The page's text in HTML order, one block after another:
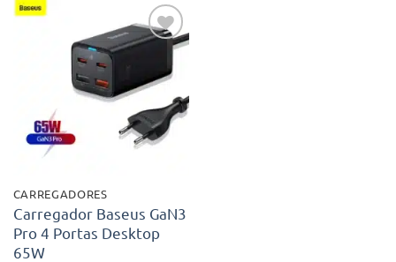
Adicionar
aos meus
desejos
CARREGADORES
Carregador Baseus GaN3
Pro 4 Portas Desktop
65W